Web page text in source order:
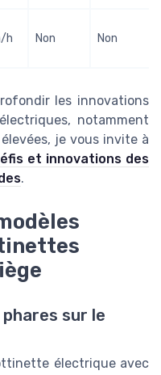
h Non Non
les innovations
notamment
je vous invite à
et innovations des
.
sur le
électrique avec